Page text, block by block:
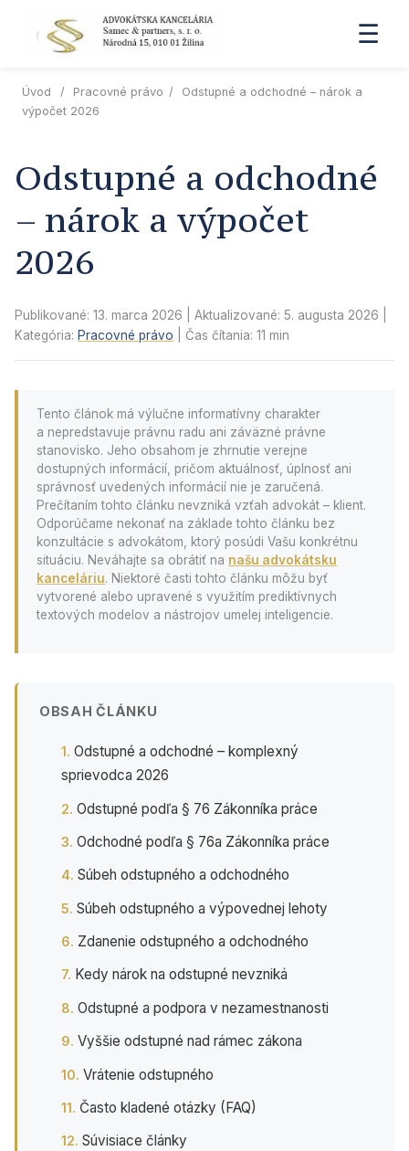
☰
Úvod / Pracovné právo /
Odstupné a odchodné – nárok a
výpočet 2026
Odstupné a odchodné
– nárok a výpočet
2026
Publikované: 13. marca 2026 | Aktualizované: 5. augusta 2026
Kategória: Pracovné právo | Čas čítania: 11 min
Tento článok má výlučne informatívny charakter
a nepredstavuje právnu radu ani záväzné právne
stanovisko. Jeho obsahom je zhrnutie verejne
dostupných informácií, pričom aktuálnosť, úplnosť ani
správnosť uvedených informácií nie je zaručená.
Prečítaním tohto článku nevzniká vzťah advokát – klient.
Odporúčame nekonať na základe tohto článku bez
konzultácie s advokátom, ktorý posúdi Vašu konkrétnu
situáciu. Neváhajte sa obrátiť na našu advokátsku
kanceláriu. Niektoré časti tohto článku môžu byť
vytvorené alebo upravené s využitím prediktívnych
textových modelov a nástrojov umelej inteligencie.
OBSAH ČLÁNKU
Odstupné a odchodné – komplexný
sprievodca 2026
Odstupné podľa § 76 Zákonníka práce
Odchodné podľa § 76a Zákonníka práce
Súbeh odstupného a odchodného
Súbeh odstupného a výpovednej lehoty
Zdanenie odstupného a odchodného
Kedy nárok na odstupné nevzniká
Odstupné a podpora v nezamestnanosti
Vyššie odstupné nad rámec zákona
Vrátenie odstupného
Často kladené otázky (FAQ)
Súvisiace články